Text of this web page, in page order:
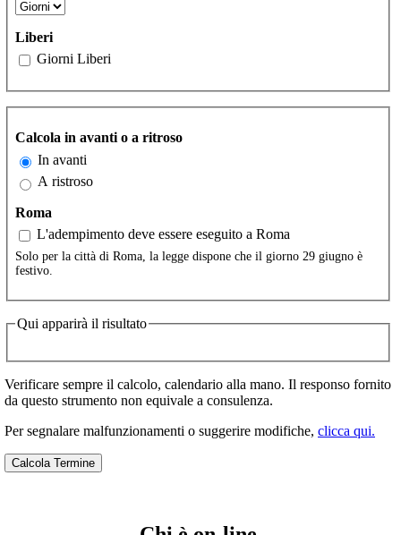
Liberi
Giorni Liberi
Calcola in avanti o a ritroso
In avanti
A ristroso
Roma
L'adempimento deve essere eseguito a Roma
Solo per la città di Roma, la legge dispone che il giorno 29 giugno è
festivo.
Qui apparirà il risultato
Verificare sempre il calcolo, calendario alla mano. Il responso fornito
da questo strumento non equivale a consulenza.
Per segnalare malfunzionamenti o suggerire modifiche, clicca qui.